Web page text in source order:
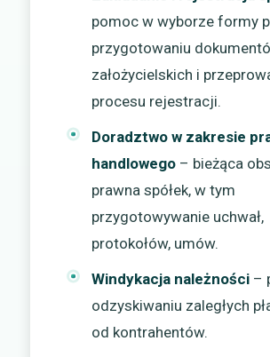
pomoc w wyborze formy
przygotowaniu
założycielskich i
procesu rejestracji.
Doradztwo w zakresie
handlowego – bieżąca
prawna spółek, w tym
przygotowywanie uchwał,
protokołów, umów.
Windykacja należności –
odzyskiwaniu zaległych
od kontrahentów.